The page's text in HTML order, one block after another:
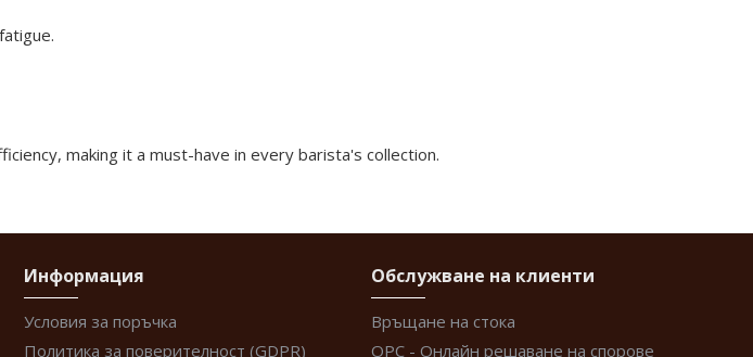
making it a must-have in every barista's collection.
Информация
Условия за поръчка
Политика за поверителност (GDPR)
Обслужване на клиенти
Връщане на стока
ОРС - Онлайн решаване на спорове